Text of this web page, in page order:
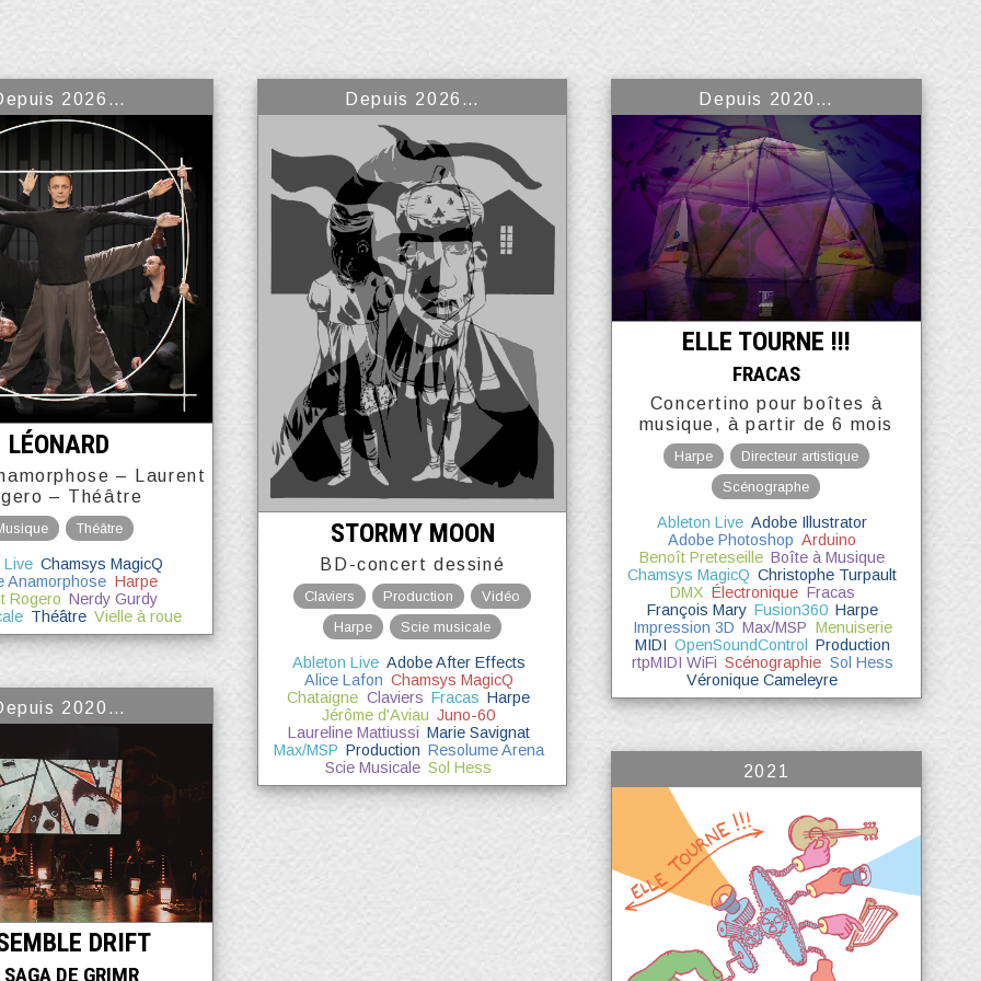
2026…
LÉONARD
– Laurent
– Théâtre
Théâtre
Live Chamsys MagicQ
Anamorphose Harpe
Rogero Nerdy Gurdy
Théâtre Vielle à roue
Depuis 2026…
STORMY MOON
BD-concert dessiné
Claviers Production
Vidéo
Harpe
Scie musicale
Ableton Live Adobe After Effects
Alice Lafon Chamsys MagicQ
Chataigne Claviers Fracas Harpe
Jérôme d'Aviau Juno-60
Laureline Mattiussi Marie Savignat
Max/MSP Production Resolume Arena
Scie Musicale Sol Hess
Depuis 2020…
ELLE TOURNE !!!
FRACAS
Concertino pour boîtes à
musique, à partir de 6 mois
Harpe
Directeur artistique
Scénographe
Ableton Live Adobe Illustrator
Adobe Photoshop Arduino
Benoît Preteseille Boîte à Musique
Chamsys MagicQ Christophe Turpault
DMX Électronique Fracas
François Mary Fusion360 Harpe
Impression 3D Max/MSP Menuiserie
MIDI OpenSoundControl
Production
rtpMIDI WiFi Scénographie Sol Hess
Véronique Cameleyre
2020…
DRIFT
DE GRIMR
2021